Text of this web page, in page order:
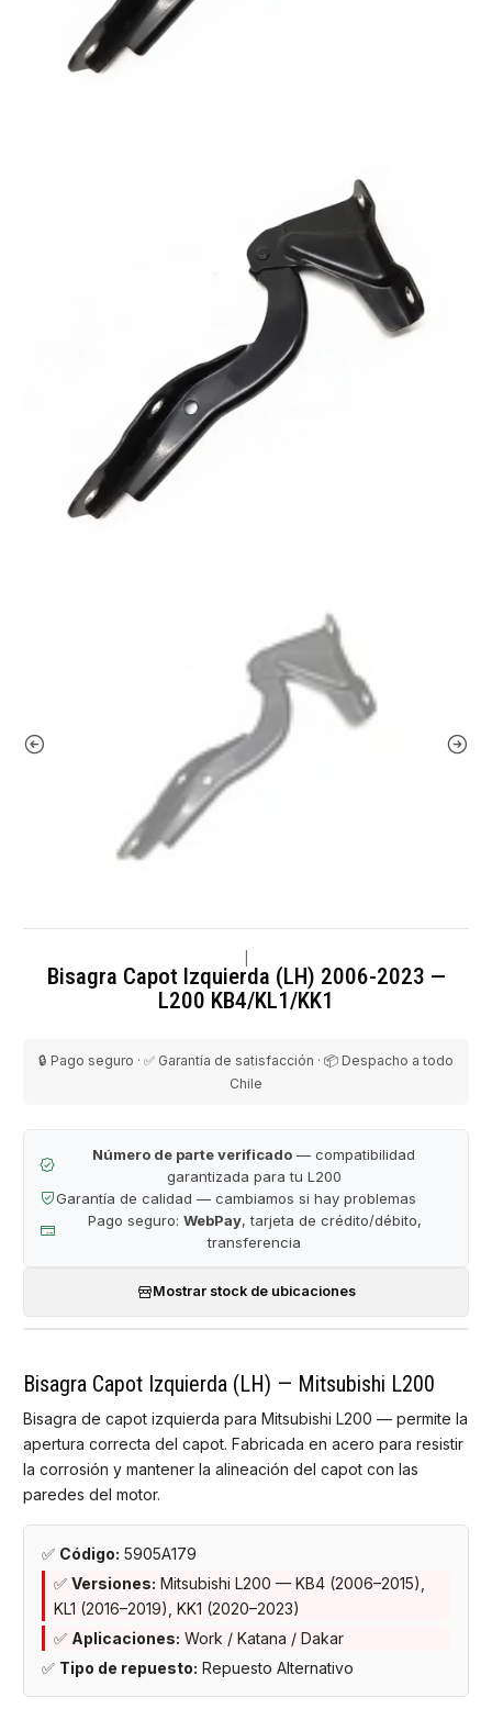
Bisagra Capot Izquierda (LH) 2006-2023 —
L200 KB4/KL1/KK1
🔒 Pago seguro · ✅ Garantía de satisfacción · 📦 Despacho a todo
Chile
Número de parte verificado — compatibilidad
garantizada para tu L200
Garantía de calidad — cambiamos si hay problemas
Pago seguro: WebPay, tarjeta de crédito/débito,
transferencia
Mostrar stock de ubicaciones
Bisagra Capot Izquierda (LH) — Mitsubishi L200
Bisagra de capot izquierda para Mitsubishi L200 — permite la
apertura correcta del capot. Fabricada en acero para resistir
la corrosión y mantener la alineación del capot con las
paredes del motor.
✅ Código: 5905A179
✅ Versiones: Mitsubishi L200 — KB4 (2006–2015),
KL1 (2016–2019), KK1 (2020–2023)
✅ Aplicaciones: Work / Katana / Dakar
✅ Tipo de repuesto: Repuesto Alternativo